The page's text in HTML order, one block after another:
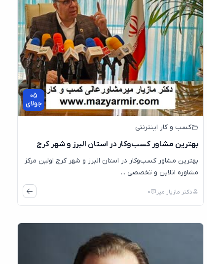
05
جولای
کسب و کار اینترنتی
بهترین مشاور کسب‌وکار در استان البرز و شهر کرج
بهترین مشاور کسب‌وکار در استان البرز و شهر کرج اولین مرکز
مشاوره انلاین و تخصصی ...
دکتر مازیار میر 0